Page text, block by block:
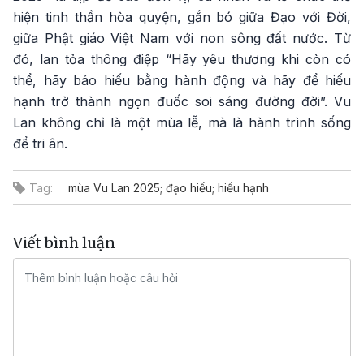
hiện tinh thần hòa quyện, gắn bó giữa Đạo với Đời,
giữa Phật giáo Việt Nam với non sông đất nước. Từ
đó, lan tỏa thông điệp “Hãy yêu thương khi còn có
thể, hãy báo hiếu bằng hành động và hãy để hiếu
hạnh trở thành ngọn đuốc soi sáng đường đời”. Vu
Lan không chỉ là một mùa lễ, mà là hành trình sống
để tri ân.
Tag: mùa Vu Lan 2025; đạo hiếu; hiếu hạnh
Viết bình luận